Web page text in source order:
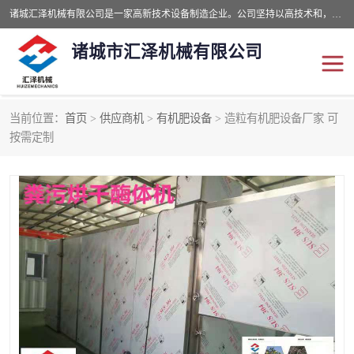
诸城汇泽机械有限公司是一家高新技术设备制造企业。公司坚持以高技术和，高服务于用户，以的环保机械制造设备赢的用户的信赖。现在主要生产死亡畜禽无害化处理和立式和卧式有机肥设备，搅拌机，烘干机，高温发酵机等。污水处理设备，固液分离机。气浮机，化制机等。公司秉承品质，用户至上，科技创新的经营理。
诸城市汇泽机械有限公司
当前位置： 首页 > 供应商机 > 有机肥设备 > 造粒有机肥设备厂家 可
按需定制
发酵设备
鸡粪发酵机 有机肥设备
纳米膜好氧发酵堆肥机 粪污烘干酶体机
膜式堆肥机 纳米膜发酵
膜式发酵仓 分子膜堆肥仓
分子膜发酵堆肥设备